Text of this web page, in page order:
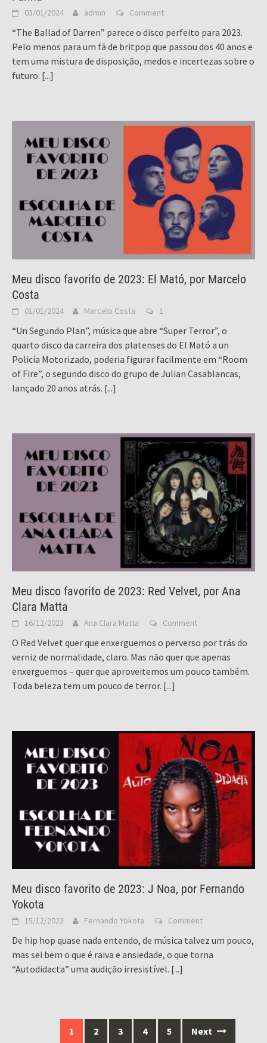
03/01/2024 admin Comment
“The Ballad of Darren” parece o disco perfeito para 2023.
Pelo menos para um fã de britpop que passou dos 40 anos e
tem uma mistura de disposição, medos e incertezas sobre o
futuro. [...]
Meu disco favorito de 2023: El Mató, por Marcelo
Costa
01/01/2024 Marcelo Costa 1
“Un Segundo Plan”, música que abre “Super Terror”, o
quarto disco da carreira dos platenses do El Mató a un
Policía Motorizado, poderia figurar facilmente em “Room
of Fire”, o segundo disco do grupo de Julian Casablancas,
lançado 20 anos atrás. [...]
Meu disco favorito de 2023: Red Velvet, por Ana
Clara Matta
16/12/2023 Ana Clara Matta Comment
O Red Velvet quer que enxerguemos o perverso por trás do
verniz de normalidade, claro. Mas não quer que apenas
enxerguemos – quer que aproveitemos um pouco também.
Toda beleza tem um pouco de terror. [...]
Meu disco favorito de 2023: J Noa, por Fernando
Yokota
15/12/2023 Fernando Yokota Comment
De hip hop quase nada entendo, de música talvez um pouco,
mas sei bem o que é raiva e ansiedade, o que torna
“Autodidacta” uma audição irresistível. [...]
1 2 3 4 5 Next